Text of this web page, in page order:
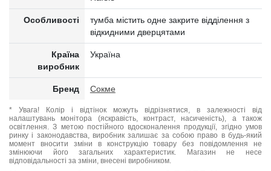
Особливості
тумба містить одне закрите відділення з
відкидними дверцятами
Країна
виробник
Україна
Бренд Сокме
* Увага! Колір і відтінок можуть відрізнятися, в залежності від
налаштувань монітора (яскравість, контраст, насиченість), а також
освітлення. З метою постійного вдосконалення продукції, згідно умов
ринку і законодавства, виробник залишає за собою право в будь-який
момент вносити зміни в конструкцію товару без повідомлення не
змінюючи його загальних характеристик. Магазин не несе
відповідальності за зміни, внесені виробником.